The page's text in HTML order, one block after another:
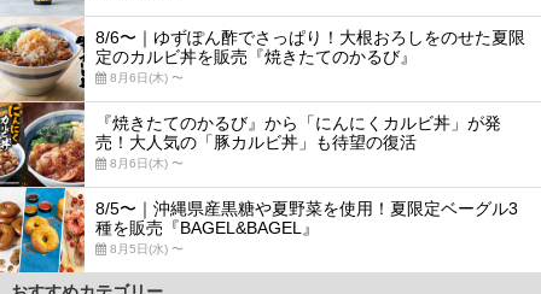
8/6〜｜ゆずぽん酢でさっぱり！大根おろしをのせた夏限
定のカルビ丼を販売『焼きたてのかるび』
8月6日(木) 〜
『焼きたてのかるび』から「にんにくカルビ丼」が発
売！大人気の「豚カルビ丼」も待望の復活
8月6日(木) 〜
8/5〜｜沖縄県産黒糖や夏野菜を使用！夏限定ベーグル3
種を販売『BAGEL&BAGEL』
8月5日(水) 〜